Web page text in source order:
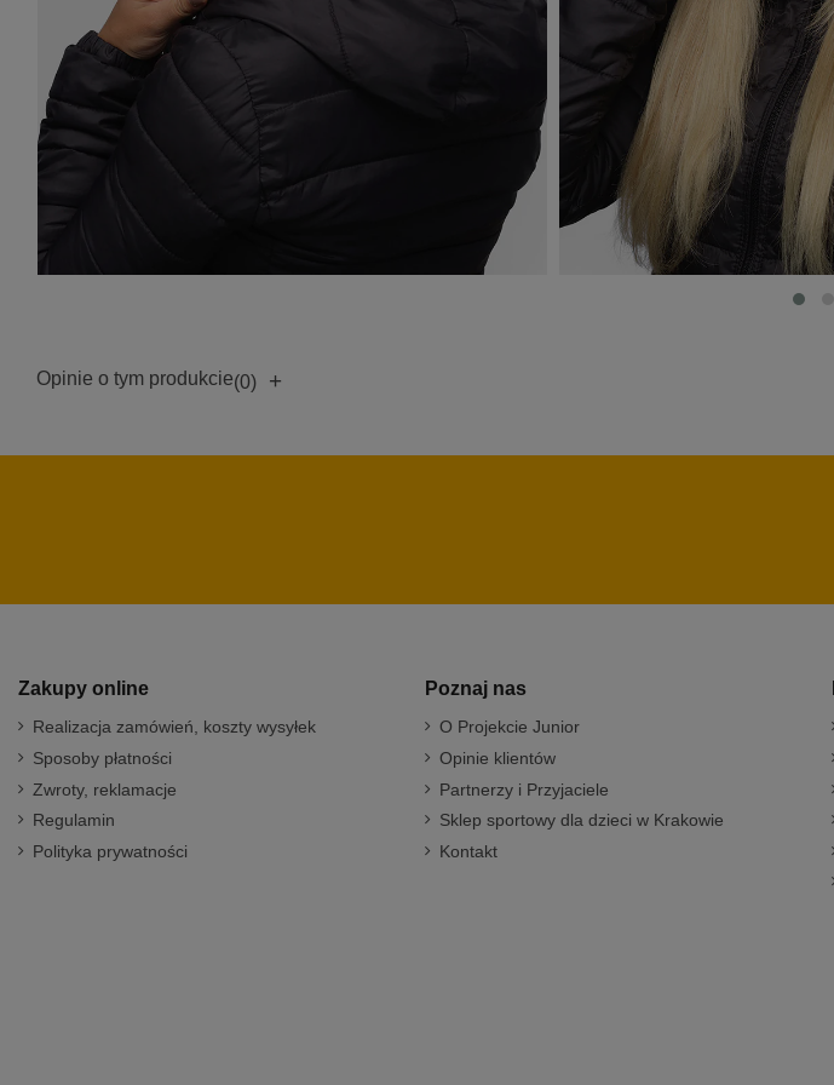
Opinie o tym produkcie(0) +
Zakupy online
Realizacja zamówień, koszty wysyłek
Sposoby płatności
Zwroty, reklamacje
Regulamin
Polityka prywatności
Poznaj nas
O Projekcie Junior
Opinie klientów
Partnerzy i Przyjaciele
Sklep sportowy dla dzieci w Krakowie
Kontakt